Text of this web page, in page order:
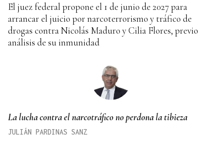
El juez federal propone el 1 de junio de 2027 para
arrancar el juicio por narcoterrorismo y tráfico de
drogas contra Nicolás Maduro y Cilia Flores, previo
análisis de su inmunidad
La lucha contra el narcotráfico no perdona la tibieza
JULIÁN PARDINAS SANZ